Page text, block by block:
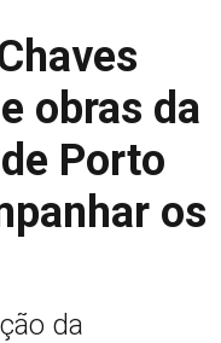
obras da
Porto
os
da